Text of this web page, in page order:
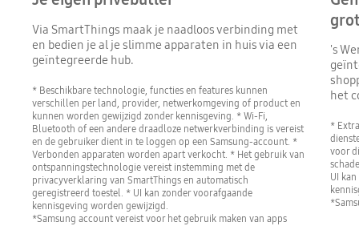
Via SmartThings maak je naadloos verbinding met
en bedien je al je slimme apparaten in huis via een
geïntegreerde hub.
* Beschikbare technologie, functies en features kunnen
verschillen per land, provider, netwerkomgeving of product en
kunnen worden gewijzigd zonder kennisgeving. * Wi-Fi,
Bluetooth of een andere draadloze netwerkverbinding is vereist
en de gebruiker dient in te loggen op een Samsung-account. *
Verbonden apparaten worden apart verkocht. * Het gebruik van
ontspanningstechnologie vereist instemming met de
privacyverklaring van SmartThings en automatisch
geregistreerd toestel. * UI kan zonder voorafgaande
kennisgeving worden gewijzigd.
*Samsung account vereist voor het gebruik maken van apps
's
het
*
voor
UI